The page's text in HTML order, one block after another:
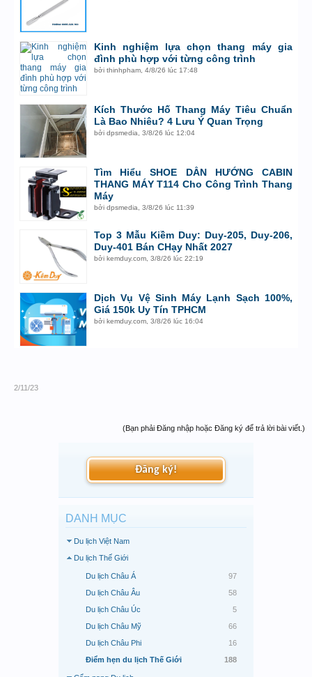
Kinh nghiệm lựa chọn thang máy gia
đình phù hợp với từng công trình
bởithinhpham ,4/8/26 lúc 17:48
Kích Thước Hố Thang Máy Tiêu Chuẩn
Là Bao Nhiêu? 4 Lưu Ý Quan Trọng
bởidpsmedia ,3/8/26 lúc 12:04
Tìm Hiểu SHOE DẪN HƯỚNG CABIN
THANG MÁY T114 Cho Công Trình Thang
Máy
bởidpsmedia ,3/8/26 lúc 11:39
Top 3 Mẫu Kiềm Duy: Duy-205, Duy-206,
Duy-401 Bán CHạy Nhất 2027
bởikemduy.com ,3/8/26 lúc 22:19
Dịch Vụ Vệ Sinh Máy Lạnh Sạch 100%,
Giá 150k Uy Tín TPHCM
bởikemduy.com ,3/8/26 lúc 16:04
2/11/23
(Bạn phải Đăng nhập hoặc Đăng ký để trả lời bài viết.)
Đăng ký!
DANH MỤC
Du lịch Việt Nam
Du lịch Thế Giới
Du lịch Châu Á
97
Du lịch Châu Âu
58
Du lịch Châu Úc
5
Du lịch Châu Mỹ
66
Du lịch Châu Phi
16
Điểm hẹn du lịch Thế Giới
188